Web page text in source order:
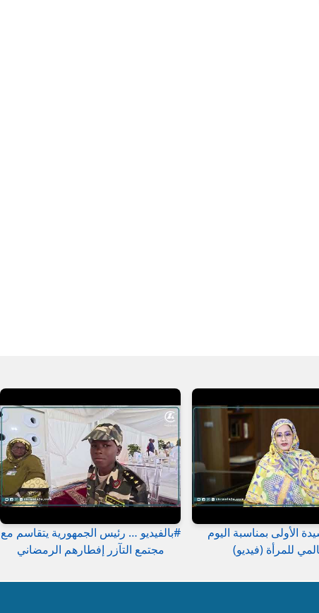
الأولى بمناسبة اليوم
للمرأة (فيديو)
#بالفيديو … رئيس الجمهورية يتقاسم مع
مجتمع التآزر إفطارهم الرمضاني